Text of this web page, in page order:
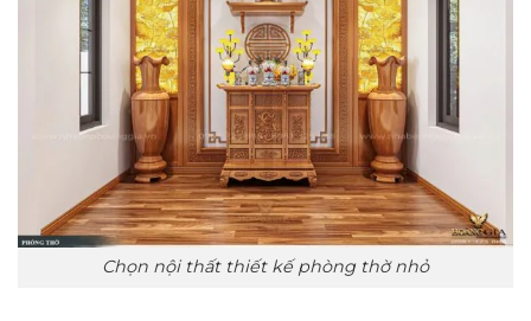
Chọn nội thất thiết kế phòng thờ nhỏ